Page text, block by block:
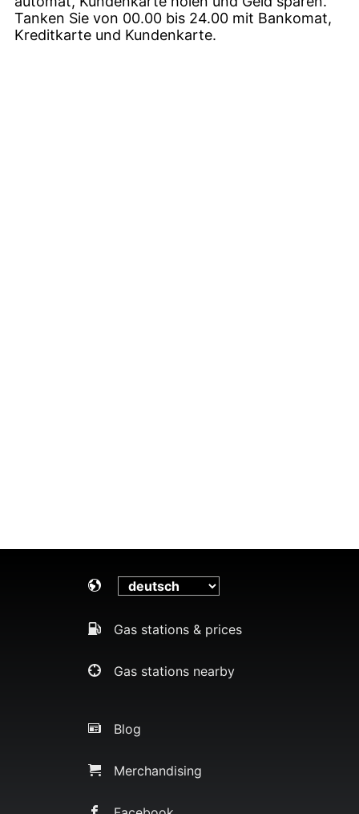
Tanken Sie von 00.00 bis 24.00 mit Bankomat,
Kreditkarte und Kundenkarte.
Gas stations & prices
Gas stations nearby
Blog
Merchandising